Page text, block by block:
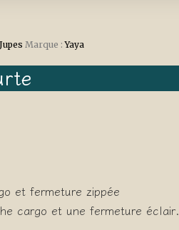
Jupes Marque :Yaya
et fermeture zippée
cargo et une fermeture éclair.